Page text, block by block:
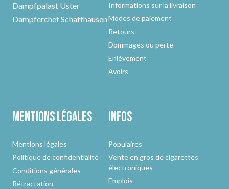
Dampfpalast Uster
Dampferchef Schaffhausen
Informations sur la livraison
Modes de paiement
Retours
Dommages ou perte
Enlèvement
Avoirs
Mentions légales
Mentions légales
Politique de confidentialité
Conditions générales
Rétractation
Infos
Populaires
Vente en gros de cigarettes
électroniques
Emplois